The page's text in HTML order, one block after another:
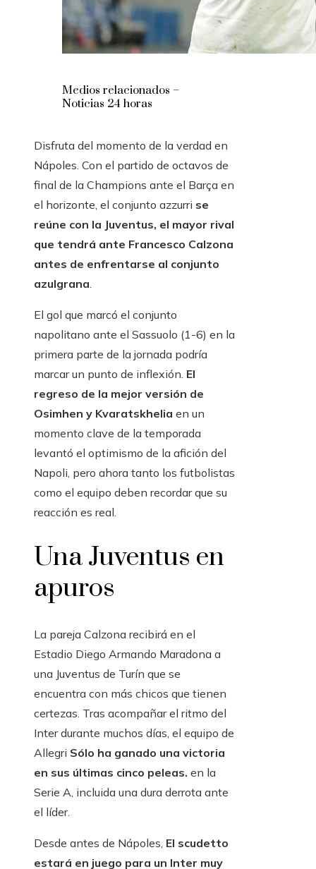
Medios relacionados –
Noticias 24 horas
Disfruta del momento de la verdad en
Nápoles. Con el partido de octavos de
final de la Champions ante el Barça en
el horizonte, el conjunto azzurri se
reúne con la Juventus, el mayor rival
que tendrá ante Francesco Calzona
antes de enfrentarse al conjunto
azulgrana.
El gol que marcó el conjunto
napolitano ante el Sassuolo (1-6) en la
primera parte de la jornada podría
marcar un punto de inflexión. El
regreso de la mejor versión de
Osimhen y Kvaratskhelia en un
momento clave de la temporada
levantó el optimismo de la afición del
Napoli, pero ahora tanto los futbolistas
como el equipo deben recordar que su
reacción es real.
Una Juventus en
apuros
La pareja Calzona recibirá en el
Estadio Diego Armando Maradona a
una Juventus de Turín que se
encuentra con más chicos que tienen
certezas. Tras acompañar el ritmo del
Inter durante muchos días, el equipo de
Allegri Sólo ha ganado una victoria
en sus últimas cinco peleas. en la
Serie A, incluida una dura derrota ante
el líder.
Desde antes de Nápoles, El scudetto
estará en juego para un Inter muy